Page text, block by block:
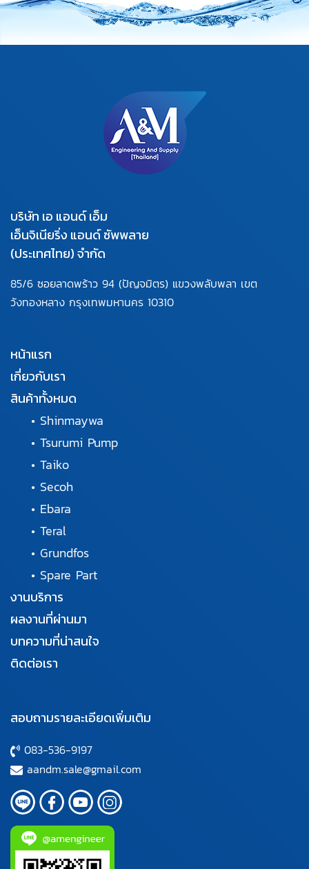
บริษัท เอ แอนด์ เอ็ม
เอ็นจิเนียริ่ง แอนด์ ซัพพลาย
(ประเทศไทย) จำกัด
85/6 ซอยลาดพร้าว 94 (ปัญจมิตร) แขวงพลับพลา เขต
วังทองหลาง กรุงเทพมหานคร 10310
หน้าแรก
เกี่ยวกับเรา
สินค้าทั้งหมด
• Shinmaywa
• Tsurumi Pump
• Taiko
• Secoh
• Ebara
• Teral
• Grundfos
• Spare Part
งานบริการ
ผลงานที่ผ่านมา
บทความที่น่าสนใจ
ติดต่อเรา
สอบถามรายละเอียดเพิ่มเติม
083-536-9197
aandm.sale@gmail.com